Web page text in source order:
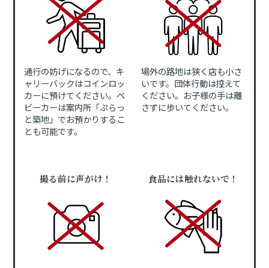
通行の妨げになるので、キ
ャリーバックはコインロッ
カーに預けてください。ベ
ビーカーは案内所「ぷらっ
と築地」でお預かりするこ
とも可能です。
場外の路地は狭く店も小さ
いです。団体行動は控えて
ください。お子様の手は離
さずに歩いてください。
撮る前に声がけ！ 食品には触れないで！